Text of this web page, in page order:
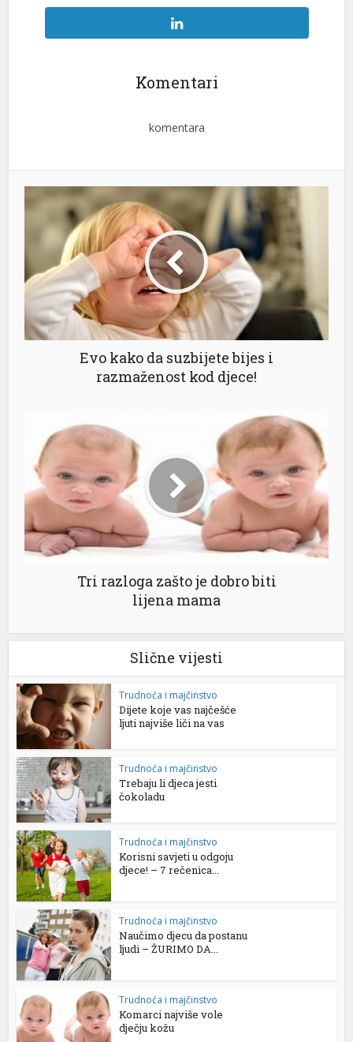
Komentari
komentara
Evo kako da suzbijete bijes i
razmaženost kod djece!
Tri razloga zašto je dobro biti
lijena mama
Slične vijesti
Trudnoća i majčinstvo
Dijete koje vas najčešće
ljuti najviše liči na vas
Trudnoća i majčinstvo
Trebaju li djeca jesti
čokoladu
Trudnoća i majčinstvo
Korisni savjeti u odgoju
djece! – 7 rečenica...
Trudnoća i majčinstvo
Naučimo djecu da postanu
ljudi – ŽURIMO DA...
Trudnoća i majčinstvo
Komarci najviše vole
dječju kožu